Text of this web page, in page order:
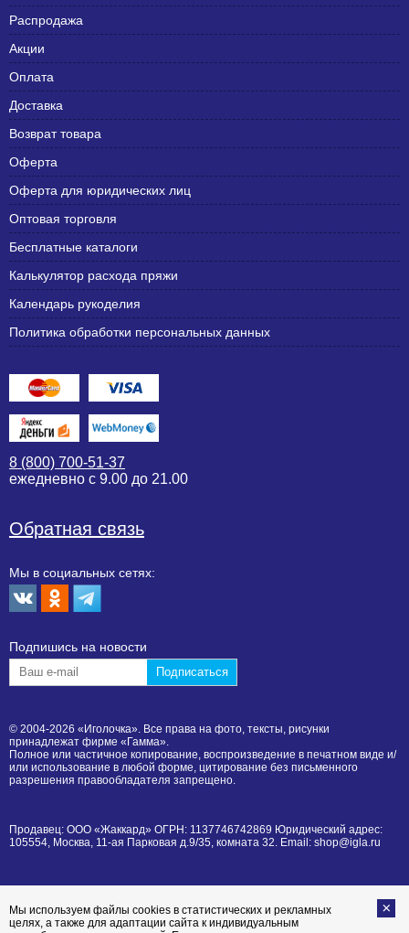
Распродажа
Акции
Оплата
Доставка
Возврат товара
Оферта
Оферта для юридических лиц
Оптовая торговля
Бесплатные каталоги
Калькулятор расхода пряжи
Календарь рукоделия
Политика обработки персональных данных
8 (800) 700-51-37
ежедневно с 9.00 до 21.00
Обратная связь
Мы в социальных сетях:
Подпишиcь на новости
© 2004-2026 «Иголочка». Все права на фото, тексты, рисунки
принадлежат фирме «Гамма».
Полное или частичное копирование, воспроизведение в печатном виде и/
или использование в любой форме, цитирование без письменного
разрешения правообладателя запрещено.
Продавец: ООО «Жаккард» ОГРН: 1137746742869 Юридический адрес:
105554, Москва, 11-ая Парковая д.9/35, комната 32. Email: shop@igla.ru
Мы используем файлы cookies в статистических и рекламных
целях, а также для адаптации сайта к индивидуальным